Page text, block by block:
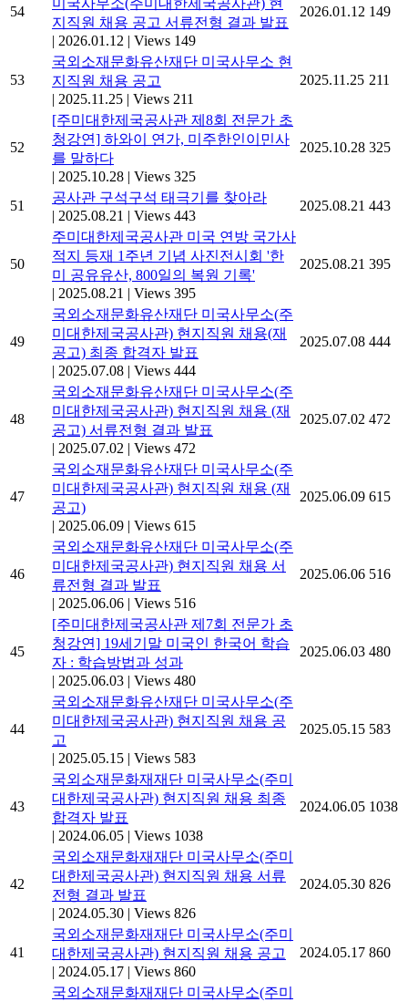
54
지직원 채용 공고 서류전형 결과 발표
| 2026.01.12 | Views 149
2026.01.12 149
53
국외소재문화유산재단 미국사무소 현
지직원 채용 공고
| 2025.11.25 | Views 211
2025.11.25 211
52
[주미대한제국공사관 제8회 전문가 초
청강연] 하와이 연가, 미주한인이민사
를 말하다
| 2025.10.28 | Views 325
2025.10.28 325
51
공사관 구석구석 태극기를 찾아라
| 2025.08.21 | Views 443
2025.08.21 443
50
주미대한제국공사관 미국 연방 국가사
적지 등재 1주년 기념 사진전시회 '한
미 공유유산, 800일의 복원 기록'
| 2025.08.21 | Views 395
2025.08.21 395
49
국외소재문화유산재단 미국사무소(주
미대한제국공사관) 현지직원 채용(재
공고) 최종 합격자 발표
| 2025.07.08 | Views 444
2025.07.08 444
48
국외소재문화유산재단 미국사무소(주
미대한제국공사관) 현지직원 채용 (재
공고) 서류전형 결과 발표
| 2025.07.02 | Views 472
2025.07.02 472
47
국외소재문화유산재단 미국사무소(주
미대한제국공사관) 현지직원 채용 (재
공고)
| 2025.06.09 | Views 615
2025.06.09 615
46
국외소재문화유산재단 미국사무소(주
미대한제국공사관) 현지직원 채용 서
류전형 결과 발표
| 2025.06.06 | Views 516
2025.06.06 516
45
[주미대한제국공사관 제7회 전문가 초
청강연] 19세기말 미국인 한국어 학습
자 : 학습방법과 성과
| 2025.06.03 | Views 480
2025.06.03 480
44
국외소재문화유산재단 미국사무소(주
미대한제국공사관) 현지직원 채용 공
고
| 2025.05.15 | Views 583
2025.05.15 583
43
국외소재문화재재단 미국사무소(주미
대한제국공사관) 현지직원 채용 최종
합격자 발표
| 2024.06.05 | Views 1038
2024.06.05 1038
42
국외소재문화재재단 미국사무소(주미
대한제국공사관) 현지직원 채용 서류
전형 결과 발표
| 2024.05.30 | Views 826
2024.05.30 826
41
국외소재문화재재단 미국사무소(주미
대한제국공사관) 현지직원 채용 공고
| 2024.05.17 | Views 860
2024.05.17 860
국외소재문화재재단 미국사무소(주미